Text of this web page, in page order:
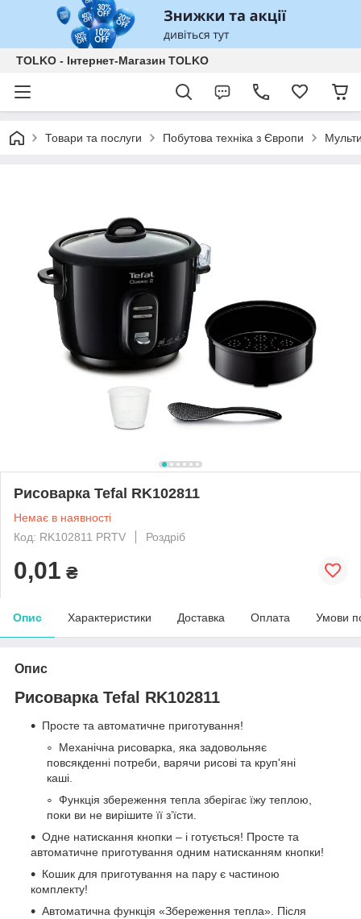
TOLKO - Інтернет-Магазин TOLKO
Товари та послуги Побутова техніка з Європи
Рисоварка Tefal RK102811
Немає в наявності
Код: RK102811 PRTV
Роздріб
0,01 ₴
Опис Характеристики Доставка Оплата Умови
Опис
Рисоварка Tefal RK102811
Просте та автоматичне приготування!
Механічна рисоварка, яка задовольняє
повсякденні потреби, варячи рисові та круп'яні
каші.
Функція збереження тепла зберігає їжу теплою,
поки ви не вирішите її з’їсти.
Одне натискання кнопки – і готується! Просте та
автоматичне приготування одним натисканням кнопки!
Кошик для приготування на пару є частиною
комплекту!
Автоматична функція «Збереження тепла». Після